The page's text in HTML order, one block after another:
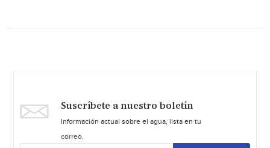
Suscríbete a nuestro boletín
Información actual sobre el agua, lista en tu
correo.